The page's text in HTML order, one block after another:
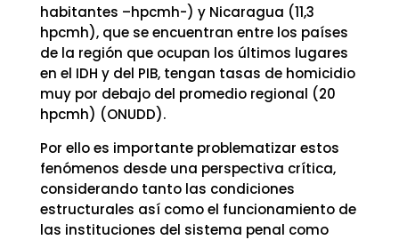
habitantes –hpcmh-) y Nicaragua (11,3
hpcmh), que se encuentran entre los países
de la región que ocupan los últimos lugares
en el IDH y del PIB, tengan tasas de homicidio
muy por debajo del promedio regional (20
hpcmh) (ONUDD).
Por ello es importante problematizar estos
fenómenos desde una perspectiva crítica,
considerando tanto las condiciones
estructurales así como el funcionamiento de
las instituciones del sistema penal como